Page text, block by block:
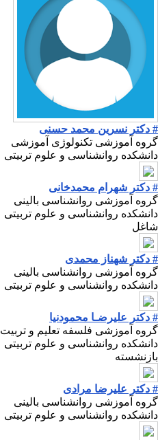
# دکتر نسرین محمد حسنی
گروه آموزشی تکنولوژی آموزشی
دانشکده روانشناسی و علوم تربیتی
# دکتر شهرام محمدخانی
گروه آموزشی روانشناسی بالینی
دانشکده روانشناسی و علوم تربیتی
شاغل
# دکتر شهناز محمدی
گروه آموزشی روانشناسی بالینی
دانشکده روانشناسی و علوم تربیتی
# دکتر علیرضـا محمودنیا
گروه آموزشی فلسفه تعلیم و تربیت
دانشکده روانشناسی و علوم تربیتی
بازنشسته
# دکتر علیرضا مرادی
گروه آموزشی روانشناسی بالینی
دانشکده روانشناسی و علوم تربیتی